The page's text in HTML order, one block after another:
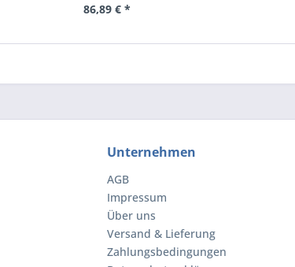
(504062-B21)
86,89 € *
Unternehmen
AGB
Impressum
Über uns
Versand & Lieferung
Zahlungsbedingungen